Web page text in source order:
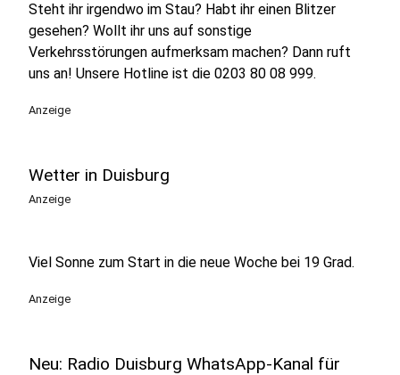
Steht ihr irgendwo im Stau? Habt ihr einen Blitzer
gesehen? Wollt ihr uns auf sonstige
Verkehrsstörungen aufmerksam machen? Dann ruft
uns an! Unsere Hotline ist die 0203 80 08 999.
Anzeige
Wetter in Duisburg
Anzeige
Viel Sonne zum Start in die neue Woche bei 19 Grad.
Anzeige
Neu: Radio Duisburg WhatsApp-Kanal für